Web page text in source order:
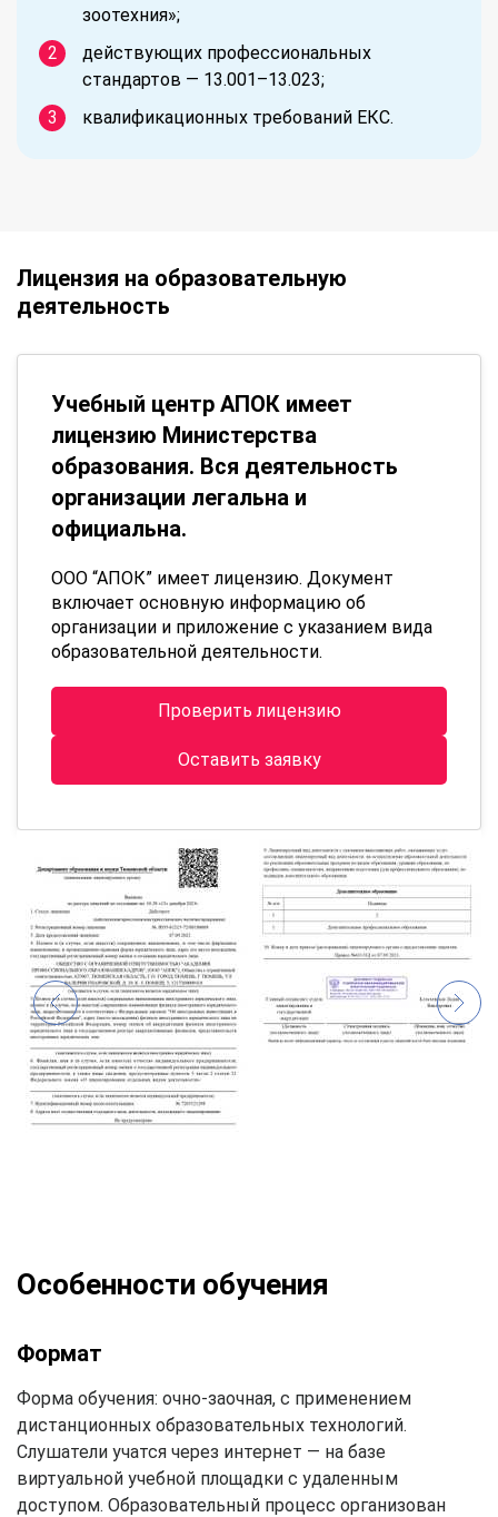
зоотехния»;
действующих профессиональных
стандартов — 13.001–13.023;
квалификационных требований ЕКС.
Лицензия на образовательную
деятельность
Учебный центр АПОК имеет
лицензию Министерства
образования. Вся деятельность
организации легальна и
официальна.
ООО “АПОК” имеет лицензию. Документ
включает основную информацию об
организации и приложение с указанием вида
образовательной деятельности.
Проверить лицензию
Оставить заявку
Особенности обучения
Формат
Форма обучения: очно-заочная, с применением
дистанционных образовательных технологий.
Слушатели учатся через интернет — на базе
виртуальной учебной площадки с удаленным
доступом. Образовательный процесс организован